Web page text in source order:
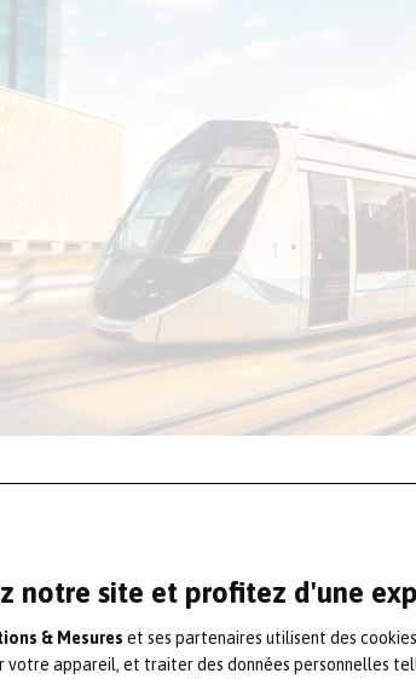
notre site et profitez d'une
& Mesures et ses partenaires utilisent des
votre appareil, et traiter des données personnelles
pour valider le respect de ces
de nouvelles lignes de tramway.
de réception vibratoire sont
au pied des bâtiments afin de